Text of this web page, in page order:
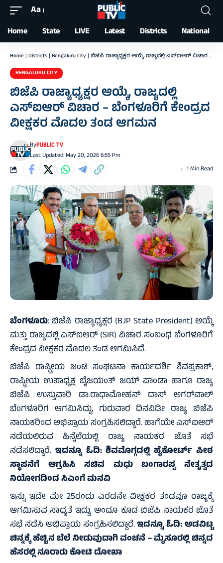
Font
Resizer
Aa
Home State LIVE Latest Districts National
Home | Districts | Bengaluru City | ಬಿಜೆಪಿ ರಾಜ್ಯಾಧ್ಯಕ್ಷರ ಆಯ್ಕೆ, ರಾಜ್ಯದಲ್ಲಿ ಎಸ್‌ಐಆರ್ ವಿಚಾರ – ಬೆಂಗಳೂರಿಗೆ ಕೇಂದ್ರದ ವೀಕ್ಷಕರ ಮೊದಲ ತಂಡ ಆಗಮನ
BENGALURU CITY
ಬಿಜೆಪಿ ರಾಜ್ಯಾಧ್ಯಕ್ಷರ ಆಯ್ಕೆ, ರಾಜ್ಯದಲ್ಲಿ
ಎಸ್‌ಐಆರ್ ವಿಚಾರ – ಬೆಂಗಳೂರಿಗೆ ಕೇಂದ್ರದ
ವೀಕ್ಷಕರ ಮೊದಲ ತಂಡ ಆಗಮನ
Last Updated: May 20, 2026 6:55 Pm
ByPUBLIC TV
1 Min Read
ಬೆಂಗಳೂರು: ಬಿಜೆಪಿ ರಾಜ್ಯಾಧ್ಯಕ್ಷರ (BJP State President) ಆಯ್ಕೆ
ಮತ್ತು ರಾಜ್ಯದಲ್ಲಿ ಎಸ್‌ಐಆರ್ (SIR) ವಿಚಾರ ಸಂಬಂಧ ಬೆಂಗಳೂರಿಗೆ
ಕೇಂದ್ರದ ವೀಕ್ಷಕರ ಮೊದಲ ತಂಡ ಆಗಮಿಸಿದೆ.
ಬಿಜೆಪಿ ರಾಷ್ಟ್ರೀಯ ಜಂಟಿ ಸಂಘಟನಾ ಕಾರ್ಯದರ್ಶಿ ಶಿವಪ್ರಕಾಶ್,
ರಾಷ್ಟ್ರೀಯ ಉಪಾಧ್ಯಕ್ಷ ಬೈಜಯಂತ್ ಜಯ್ ಪಾಂಡಾ ಹಾಗೂ ರಾಜ್ಯ
ಬಿಜೆಪಿ ಉಸ್ತುವಾರಿ ಡಾ.ರಾಧಾಮೋಹನ್ ದಾಸ್ ಅಗರ್‌ವಾಲ್
ಬೆಂಗಳೂರಿಗ ಆಗಮಿಸಿದ್ದು, ಗುರುವಾರ ದಿನವಿಡೀ ರಾಜ್ಯ ಬಿಜೆಪಿ
ನಾಯಕರಿಂದ ಅಭಿಪ್ರಾಯ ಸಂಗ್ರಹಿಸಲಿದ್ದಾರೆ. ಹಾಗೆಯೇ ಎಸ್‌ಐಆರ್
ನಡೆಯಲಿರುವ ಹಿನ್ನೆಲೆಯಲ್ಲಿ ರಾಜ್ಯ ನಾಯಕರ ಜೊತೆ ಸಭೆ
ನಡೆಸಲಿದ್ದಾರೆ. ಇದನ್ನೂ ಓದಿ:ಶಿವಮೊಗ್ಗದಲ್ಲಿ ಹೈಕೋರ್ಟ್ ಪೀಠ
ಸ್ಥಾಪನೆಗೆ ಆಗ್ರಹಿಸಿ ಸಚಿವ ಮಧು ಬಂಗಾರಪ್ಪ ನೇತೃತ್ವದ
ನಿಯೋಗದಿಂದ ಸಿಎಂಗೆ ಮನವಿ
ಇನ್ನು ಇದೇ ಮೇ 25ರಂದು ಎರಡನೇ ವೀಕ್ಷಕರ ತಂಡವೂ ರಾಜ್ಯಕ್ಕೆ
ಆಗಮಿಸುವ ಸಾಧ್ಯತೆ ಇದ್ದು, ಅಂದೂ ಕೂಡ ಬಿಜೆಪಿ ನಾಯಕರ ಜೊತೆ
ಸಭೆ ನಡೆಸಿ ಅಭಿಪ್ರಾಯ ಸಂಗ್ರಹಿಸಲಿದ್ದಾರೆ.ಇದನ್ನೂ ಓದಿ:ಅಡವಿಟ್ಟ
ಚಿನ್ನಕ್ಕೆ ಹೆಚ್ಚಿನ ಬೆಲೆ ನೀಡುವುದಾಗಿ ವಂಚನೆ – ಮೈಸೂರಲ್ಲಿ ಚಿನ್ನದ
ಹೆಸರಲ್ಲಿ ನೂರಾರು ಕೋಟಿ ದೋಖಾ